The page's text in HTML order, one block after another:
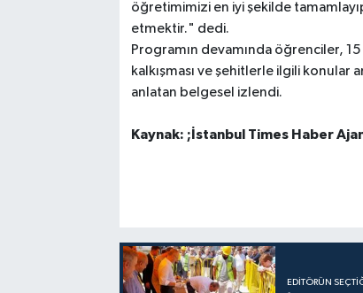
öğretimimizi en iyi şekilde
etmektir." dedi.
Programın devamında öğrenciler,
kalkışması ve şehitlerle ilgili konular
anlatan belgesel izlendi.
Kaynak: ;İstanbul Times Haber
EDITÖRÜN